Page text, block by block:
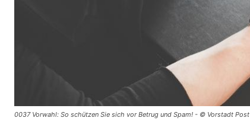
0037 Vorwahl: So schützen Sie sich vor Betrug und Spam! - © Vorstadt Post